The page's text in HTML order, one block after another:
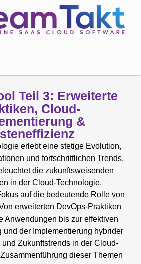
Teil 3: Erweiterte
Cloud-
&
erlebt eine stetige Evolution,
und fortschrittlichen Trends.
die zukunftsweisenden
in der Cloud-Technologie,
auf die bedeutende Rolle von
erweiterten DevOps-Praktiken
Anwendungen bis zur effektiven
und der Implementierung hybrider
Zukunftstrends in der Cloud-
dieser Themen